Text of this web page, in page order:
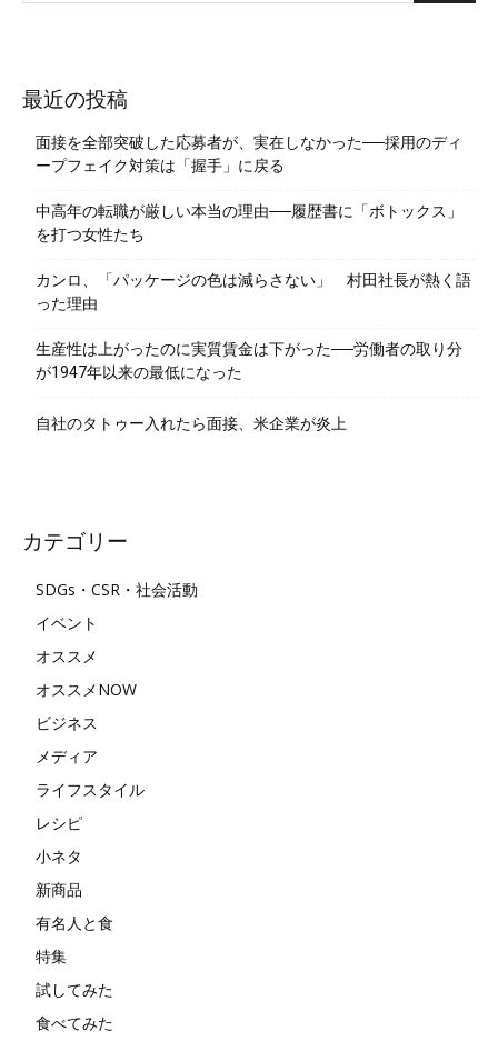
最近の投稿
面接を全部突破した応募者が、実在しなかった──採用のディ
ープフェイク対策は「握手」に戻る
中高年の転職が厳しい本当の理由──履歴書に「ボトックス」
を打つ女性たち
カンロ、「パッケージの色は減らさない」 村田社長が熱く語
った理由
生産性は上がったのに実質賃金は下がった──労働者の取り分
が1947年以来の最低になった
自社のタトゥー入れたら面接、米企業が炎上
カテゴリー
SDGs・CSR・社会活動
イベント
オススメ
オススメNOW
ビジネス
メディア
ライフスタイル
レシピ
小ネタ
新商品
有名人と食
特集
試してみた
食べてみた